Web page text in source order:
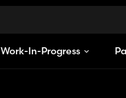
Work-In-Progress